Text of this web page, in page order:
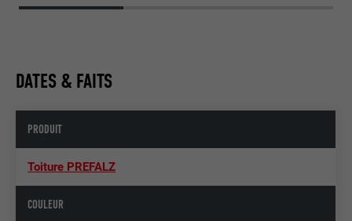
DATES & FAITS
PRODUIT
Toiture PREFALZ
COULEUR